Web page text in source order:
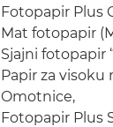
Fotopapir Plus
Mat fotopapir
Sjajni fotopapir
Papir za visoku
Omotnice,
Fotopapir Plus